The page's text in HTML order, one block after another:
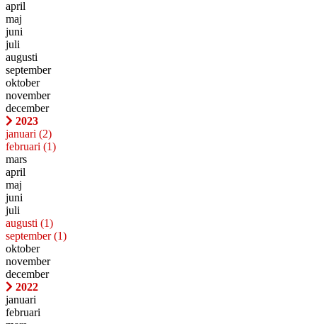
april
maj
juni
juli
augusti
september
oktober
november
december
2023
januari (2)
februari (1)
mars
april
maj
juni
juli
augusti (1)
september(1)
oktober
november
december
2022
januari
februari